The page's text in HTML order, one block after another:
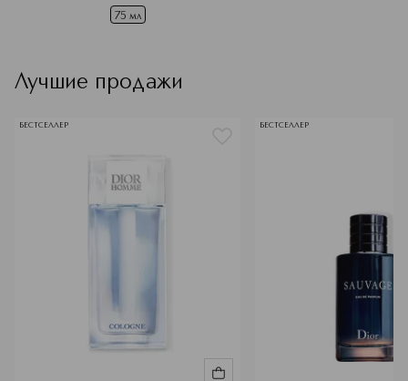
75 мл
Лучшие продажи
БЕСТСЕЛЛЕР БЕСТСЕЛЛЕР